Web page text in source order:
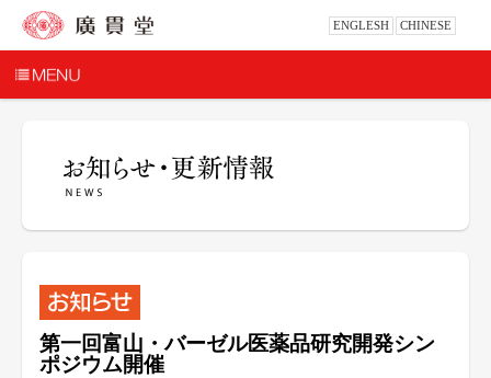
ENGLESH CHINESE
第一回富山・バーゼル医薬品研究開発シン
ポジウム開催